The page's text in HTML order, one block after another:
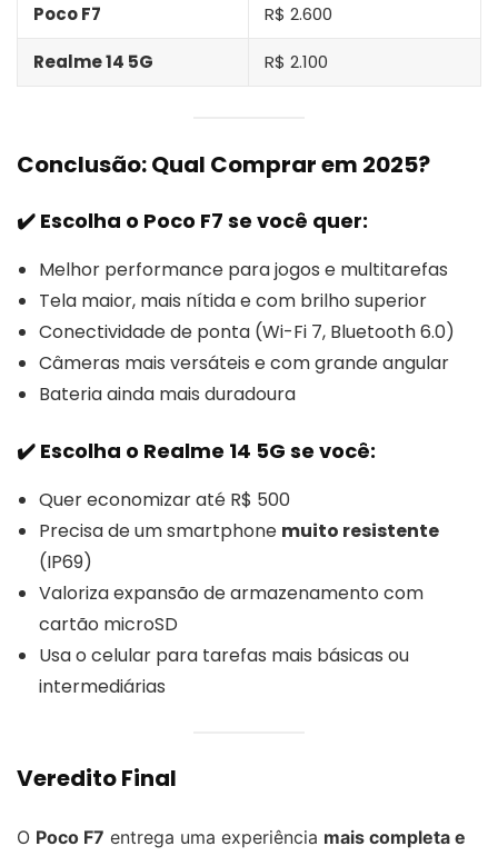
Poco F7 R$ 2.600
Realme 14 5G R$ 2.100
Conclusão: Qual Comprar em 2025?
✔️ Escolha o Poco F7 se você quer:
Melhor performance para jogos e multitarefas
Tela maior, mais nítida e com brilho superior
Conectividade de ponta (Wi-Fi 7, Bluetooth 6.0)
Câmeras mais versáteis e com grande angular
Bateria ainda mais duradoura
✔️ Escolha o Realme 14 5G se você:
Quer economizar até R$ 500
Precisa de um smartphone muito resistente
(IP69)
Valoriza expansão de armazenamento com
cartão microSD
Usa o celular para tarefas mais básicas ou
intermediárias
Veredito Final
O Poco F7 entrega uma experiência mais completa e